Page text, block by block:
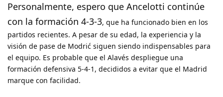
Personalmente, espero que Ancelotti continúe
con la formación 4-3-3, que ha funcionado bien en los
partidos recientes. A pesar de su edad, la experiencia y la
visión de pase de Modrić siguen siendo indispensables para
el equipo. Es probable que el Alavés despliegue una
formación defensiva 5-4-1, decididos a evitar que el Madrid
marque con facilidad.